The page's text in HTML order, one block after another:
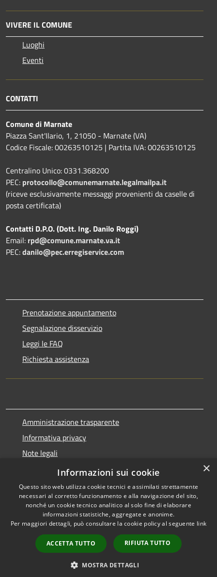
VIVERE IL COMUNE
Luoghi
Eventi
CONTATTI
Comune di Marnate
Piazza Sant'Ilario, 1, 21050 - Marnate (VA)
Codice Fiscale: 00263510125 | Partita IVA: 00263510125
Centralino Unico: 0331.368200
PEC: protocollo@comunemarnate.legalmailpa.it
(riceve esclusivamente messaggi provenienti da caselle di
posta certificata)
Contatti D.P.O. (Dott. Ing. Danilo Roggi)
Email: rpd@comune.marnate.va.it
PEC:danilo@pec.erregiservice.com
Prenotazione appuntamento
Segnalazione disservizio
Leggi le FAQ
Richiesta assistenza
Amministrazione trasparente
Informativa privacy
Note legali
Dichiarazione di accessibilità
Accessibilità
Copyright © 2026 • Comune di
Marnate • Powered by
Municipium•
Accesso
redazione
×
Informazioni sui cookie
Questo sito web utilizza cookie tecnici e assimilati strettamente
necessari al corretto funzionamento e alla navigazione del sito,
nonché un cookie tecnico analitico al solo fine di elaborare
informazioni statistiche, aggregate e anonime.
Per maggiori dettagli, può consultare la cookie policy al seguente link
ACCETTA TUTTO RIFIUTA TUTTO
MOSTRA DETTAGLI